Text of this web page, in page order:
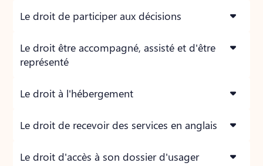
Le droit de participer aux décisions
Le droit être accompagné, assisté et d'être
représenté
Le droit à l'hébergement
Le droit de recevoir des services en anglais
Le droit d'accès à son dossier d'usager